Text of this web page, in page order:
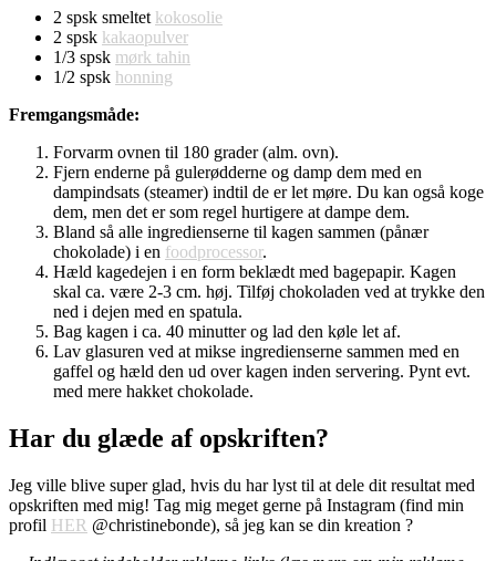
2 spsk smeltet kokosolie
2 spsk kakaopulver
1/3 spsk mørk tahin
1/2 spsk honning
Fremgangsmåde:
Forvarm ovnen til 180 grader (alm. ovn).
Fjern enderne på gulerødderne og damp dem med en
dampindsats (steamer) indtil de er let møre. Du kan også koge
dem, men det er som regel hurtigere at dampe dem.
Bland så alle ingredienserne til kagen sammen (pånær
chokolade) i en foodprocessor.
Hæld kagedejen i en form beklædt med bagepapir. Kagen
skal ca. være 2-3 cm. høj. Tilføj chokoladen ved at trykke den
ned i dejen med en spatula.
Bag kagen i ca. 40 minutter og lad den køle let af.
Lav glasuren ved at mikse ingredienserne sammen med en
gaffel og hæld den ud over kagen inden servering. Pynt evt.
med mere hakket chokolade.
Har du glæde af opskriften?
Jeg ville blive super glad, hvis du har lyst til at dele dit resultat med
opskriften med mig! Tag mig meget gerne på Instagram (find min
profil HER @christinebonde), så jeg kan se din kreation ?